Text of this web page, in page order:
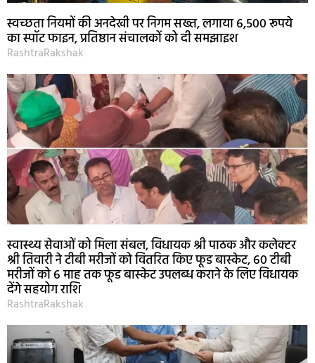
स्वच्छता नियमों की अनदेखी पर निगम सख्त, लगाया 6,500 रूपये
का स्पॉट फाइन, प्रतिष्ठान संचालकों को दी समझाइश
RashtraRakshak
स्वास्थ्य सेवाओं को मिला संबल, विधायक श्री पाठक और कलेक्टर
श्री तिवारी ने टीबी मरीजों को वितरित किए फूड बास्केट, 60 टीबी
मरीजों को 6 माह तक फूड बास्केट उपलब्ध कराने के लिए विधायक
देंगे सहयोग राशि
RashtraRakshak